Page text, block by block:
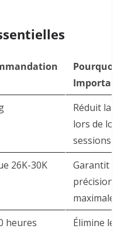
Pourquoi
Important
Réduit la
lors de
sessions ​
26K-30K
Garantit
précision
maximale ​
heures
Élimine les